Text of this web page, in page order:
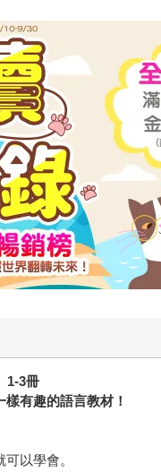
1-3冊
有趣的語言教材！
以學會。